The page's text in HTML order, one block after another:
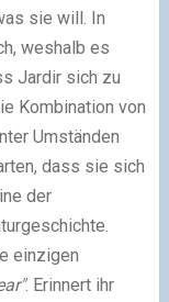
sie will. In
weshalb es
Jardir sich zu
Kombination von
Umständen
dass sie sich
der
einzigen
. Erinnert ihr